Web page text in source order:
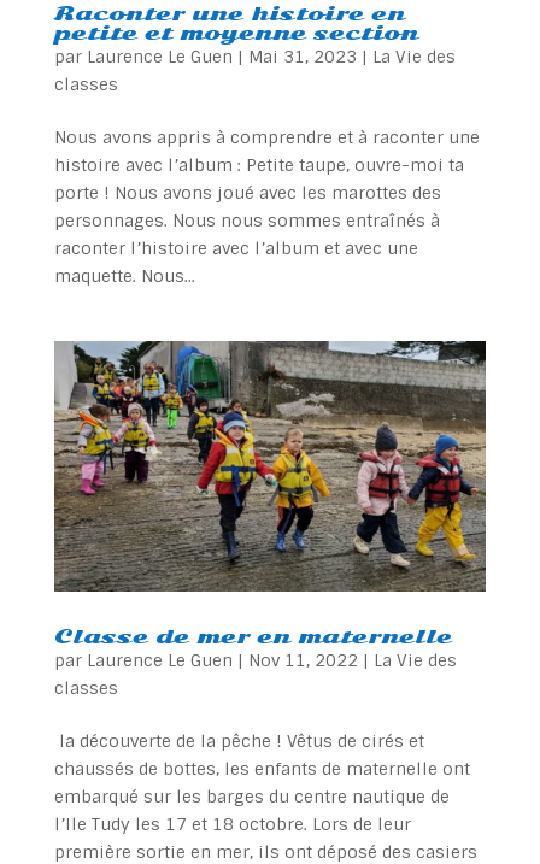
Raconter une histoire en
petite et moyenne section
par Laurence Le Guen | Mai 31, 2023 | La Vie des
classes
Nous avons appris à comprendre et à raconter une
histoire avec l’album : Petite taupe, ouvre-moi ta
porte ! Nous avons joué avec les marottes des
personnages. Nous nous sommes entraînés à
raconter l’histoire avec l’album et avec une
maquette. Nous...
Classe de mer en maternelle
par Laurence Le Guen | Nov 11, 2022 | La Vie des
classes
la découverte de la pêche ! Vêtus de cirés et
chaussés de bottes, les enfants de maternelle ont
embarqué sur les barges du centre nautique de
l’Ile Tudy les 17 et 18 octobre. Lors de leur
première sortie en mer, ils ont déposé des casiers